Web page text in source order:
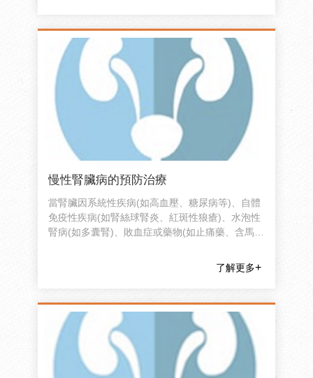
慢性腎臟病的預防治療
當腎臟因系統性疾病(如高血壓、糖尿病等)、自體
免疫性疾病(如腎絲球腎炎、紅斑性狼瘡)、水泡性
腎病(如多囊腎)、敗血症或藥物(如止痛藥、含馬兜
退時，即為慢性腎臟病。其症狀為「泡、水、高、
貧、倦」，即小便有很多「泡泡」、雙腿「水
力」。
了解更多